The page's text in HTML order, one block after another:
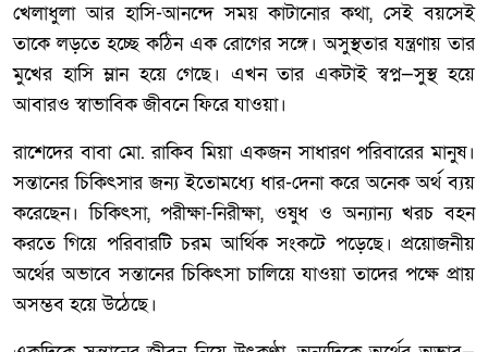
খেলাধুলা আর হাসি-আনন্দে সময় কাটানোর কথা, সেই বয়সেই
তাকে লড়তে হচ্ছে কঠিন এক রোগের সঙ্গে। অসুস্থতার যন্ত্রণায় তার
মুখের হাসি ম্লান হয়ে গেছে। এখন তার একটাই স্বপ্ন—সুস্থ হয়ে
আবারও স্বাভাবিক জীবনে ফিরে যাওয়া।
রাশেদের বাবা মো. রাকিব মিয়া একজন সাধারণ পরিবারের মানুষ।
সন্তানের চিকিৎসার জন্য ইতোমধ্যে ধার-দেনা করে অনেক অর্থ ব্যয়
করেছেন। চিকিৎসা, পরীক্ষা-নিরীক্ষা, ওষুধ ও অন্যান্য খরচ বহন
করতে গিয়ে পরিবারটি চরম আর্থিক সংকটে পড়েছে। প্রয়োজনীয়
অর্থের অভাবে সন্তানের চিকিৎসা চালিয়ে যাওয়া তাদের পক্ষে প্রায়
অসম্ভব হয়ে উঠেছে।